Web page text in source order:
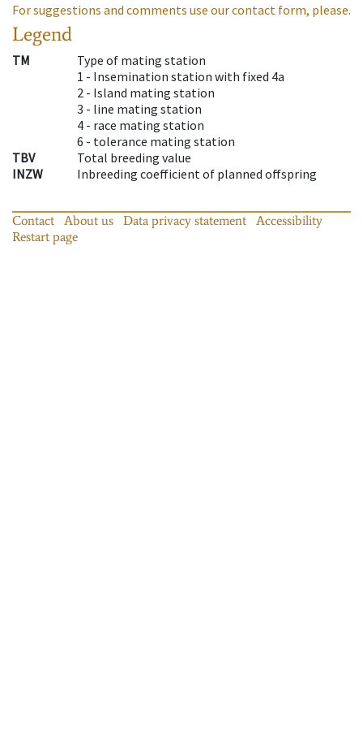
For suggestions and comments use our contact form, please.
Legend
TM
Type of mating station
1 - Insemination station with fixed 4a
2 - Island mating station
3 - line mating station
4 - race mating station
6 - tolerance mating station
TBV
Total breeding value
INZW
Inbreeding coefficient of planned offspring
Contact About us Data privacy statement
Accessibility
Restart page